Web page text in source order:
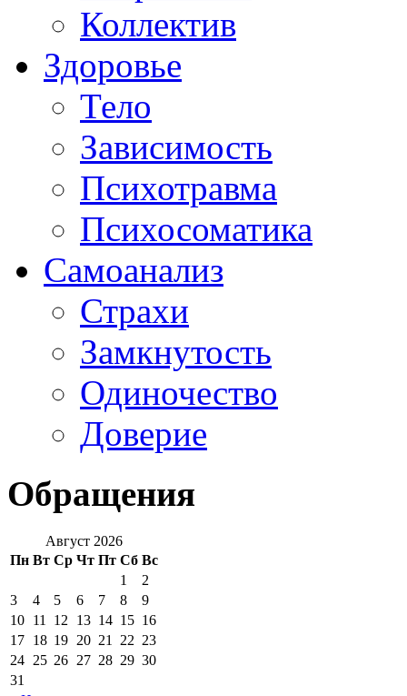
Коллектив
Здоровье
Тело
Зависимость
Психотравма
Психосоматика
Самоанализ
Страхи
Замкнутость
Одиночество
Доверие
Обращения
Август 2026
Пн Вт Ср Чт Пт Сб Вс
1
2
3
4 5 6 7 8
9
10 11 12 13 14 15 16
17 18 19 20 21 22 23
24 25 26 27 28 29 30
31